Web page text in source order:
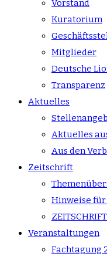
Vorstand
Kuratorium
Mitglieder
Deutsche
Transparenz
Aktuelles
Aktuelles
Aus den
Zeitschrift
Hinweise
Veranstaltungen
Fachtagung